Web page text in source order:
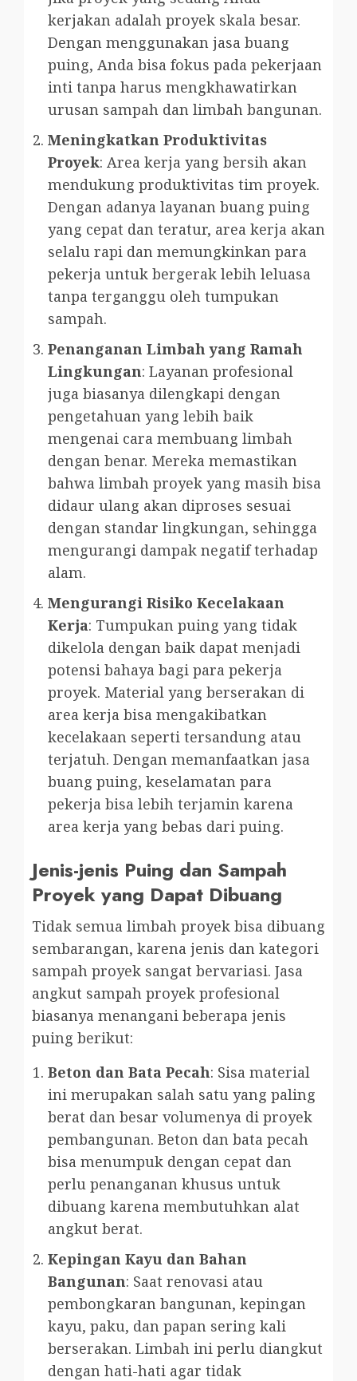
kerjakan adalah proyek skala besar.
Dengan menggunakan jasa buang
puing, Anda bisa fokus pada pekerjaan
inti tanpa harus mengkhawatirkan
urusan sampah dan limbah bangunan.
Meningkatkan Produktivitas
Proyek: Area kerja yang bersih akan
mendukung produktivitas tim proyek.
Dengan adanya layanan buang puing
yang cepat dan teratur, area kerja akan
selalu rapi dan memungkinkan para
pekerja untuk bergerak lebih leluasa
tanpa terganggu oleh tumpukan
sampah.
Penanganan Limbah yang Ramah
Lingkungan: Layanan profesional
juga biasanya dilengkapi dengan
pengetahuan yang lebih baik
mengenai cara membuang limbah
dengan benar. Mereka memastikan
bahwa limbah proyek yang masih bisa
didaur ulang akan diproses sesuai
dengan standar lingkungan, sehingga
mengurangi dampak negatif terhadap
alam.
Mengurangi Risiko Kecelakaan
Kerja: Tumpukan puing yang tidak
dikelola dengan baik dapat menjadi
potensi bahaya bagi para pekerja
proyek. Material yang berserakan di
area kerja bisa mengakibatkan
kecelakaan seperti tersandung atau
terjatuh. Dengan memanfaatkan jasa
buang puing, keselamatan para
pekerja bisa lebih terjamin karena
area kerja yang bebas dari puing.
Jenis-jenis Puing dan Sampah
Proyek yang Dapat Dibuang
Tidak semua limbah proyek bisa dibuang
sembarangan, karena jenis dan kategori
sampah proyek sangat bervariasi. Jasa
angkut sampah proyek profesional
biasanya menangani beberapa jenis
puing berikut:
Beton dan Bata Pecah: Sisa material
ini merupakan salah satu yang paling
berat dan besar volumenya di proyek
pembangunan. Beton dan bata pecah
bisa menumpuk dengan cepat dan
perlu penanganan khusus untuk
dibuang karena membutuhkan alat
angkut berat.
Kepingan Kayu dan Bahan
Bangunan: Saat renovasi atau
pembongkaran bangunan, kepingan
kayu, paku, dan papan sering kali
berserakan. Limbah ini perlu diangkut
dengan hati-hati agar tidak